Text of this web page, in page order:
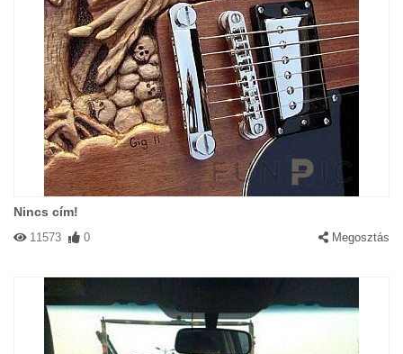
Nincs cím!
11573 0 Megosztás